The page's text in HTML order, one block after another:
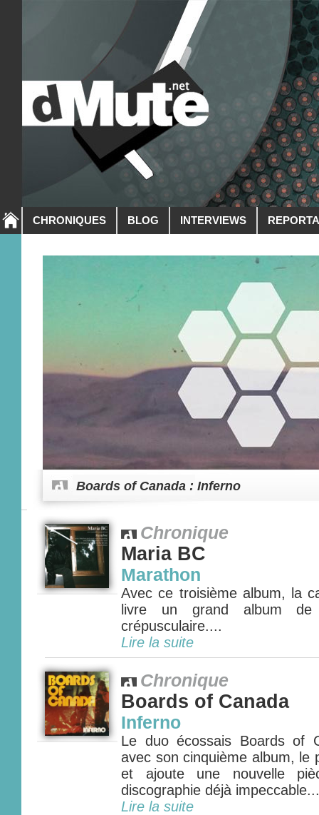
CHRONIQUES BLOG INTERVIEWS
Boards of Canada : Inferno
Chronique
Maria BC
Marathon
Avec ce troisième album, la
livre un grand album
crépusculaire....
Lire la suite
Chronique
Boards of Canada
Inferno
Le duo écossais Boards of
avec son cinquième album, le
et ajoute une nouvelle
discographie déjà
Lire la suite